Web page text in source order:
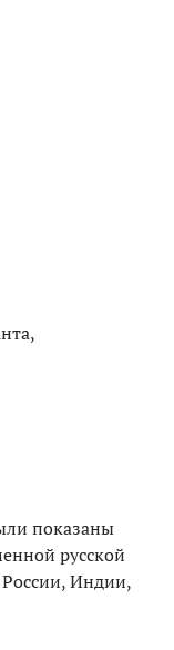
показаны
русской
России, Индии,